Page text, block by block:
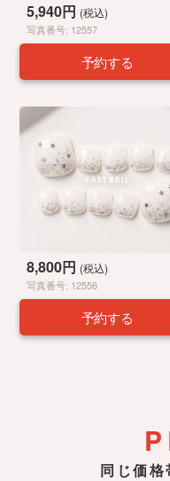
5,940円 (税込)
写真番号: 12557
予約する
8,800円 (税込)
写真番号: 12556
予約する
同じ価